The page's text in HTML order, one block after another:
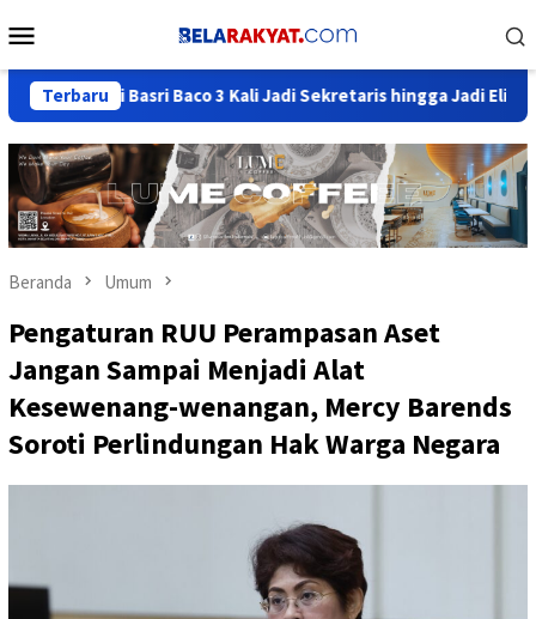
ke
Mobile
Terbaru
Baco 3 Kali Jadi Sekretaris hingga Jadi Elite Beringin
Beranda Umum
Pengaturan RUU Perampasan Aset
Jangan Sampai Menjadi Alat
Kesewenang-wenangan, Mercy Barends
Soroti Perlindungan Hak Warga Negara